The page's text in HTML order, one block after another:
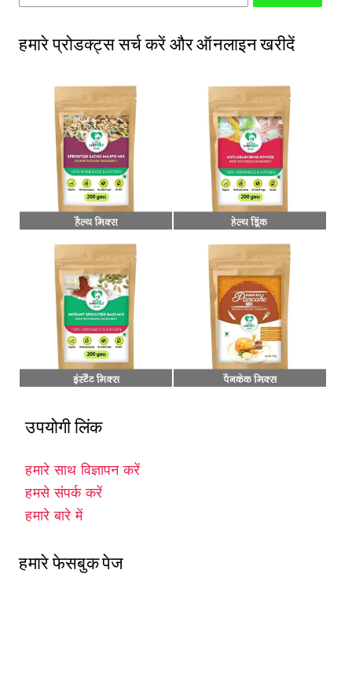
हमारे प्रोडक्ट्स सर्च करें और ऑनलाइन खरीदें
उपयोगी लिंक
हमारे साथ विज्ञापन करें
हमसे संपर्क करें
हमारे बारे में
हमारे फेसबुक पेज